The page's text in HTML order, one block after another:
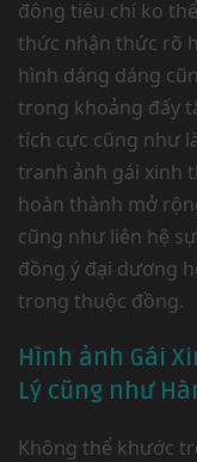
đông tiêu chí ko
thức nhận thức rõ
hình dáng dáng
trong khoảng đấy
tích cực cũng như
tranh ảnh gái xinh
hoàn thành mở
cũng như liên hệ
đồng ý đại dương
trong thuộc đồng.
Hình ảnh Gái
Lý cũng như
Không thể khước